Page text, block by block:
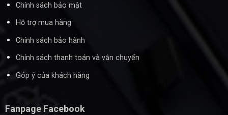
Chính sách bảo mật
Hỗ trợ mua hàng
Chính sách bảo hành
Chính sách thanh toán và vận chuyển
Góp ý của khách hàng
Fanpage Facebook